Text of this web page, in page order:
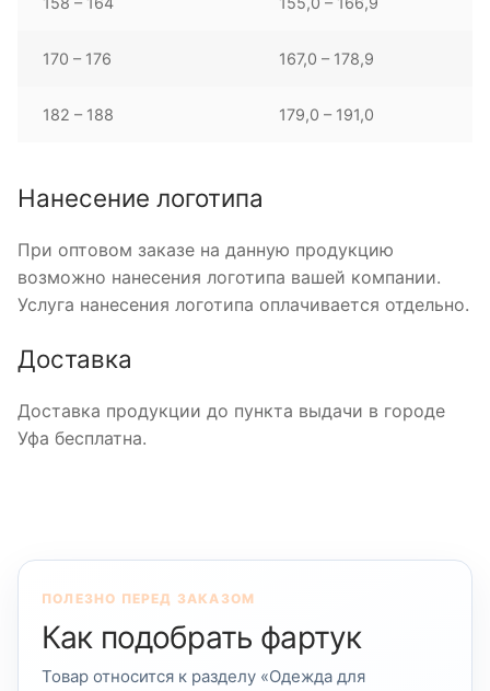
170 – 176 167,0 – 178,9
182 – 188 179,0 – 191,0
Нанесение логотипа
При оптовом заказе на данную продукцию
возможно нанесения логотипа вашей компании.
Услуга нанесения логотипа оплачивается отдельно.
Доставка
Доставка продукции до пункта выдачи в городе
Уфа бесплатна.
ПОЛЕЗНО ПЕРЕД ЗАКАЗОМ
Как подобрать фартук
Товар относится к разделу «Одежда для